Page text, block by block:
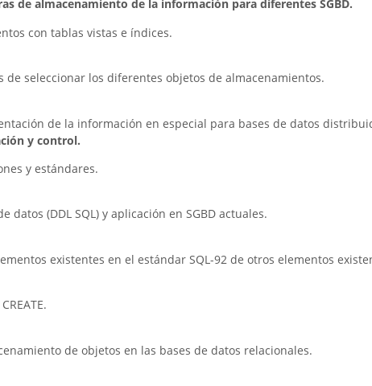
de almacenamiento de la información para diferentes SGBD.
con tablas vistas e índices.
de seleccionar los diferentes objetos de almacenamientos.
de la información en especial para bases de datos
y control.
y estándares.
datos (DDL SQL) y aplicación en SGBD actuales.
existentes en el estándar SQL-92 de otros elementos
de objetos en las bases de datos relacionales.